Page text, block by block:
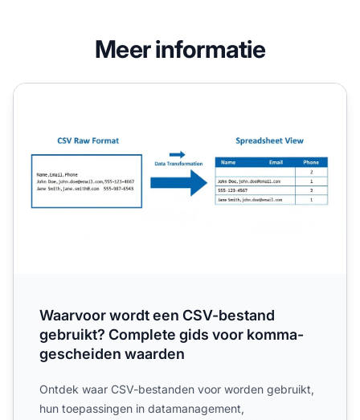
Meer informatie
Waarvoor wordt een CSV-bestand gebruikt? Complete
Waarvoor wordt een CSV-bestand
gebruikt? Complete gids voor komma-
gescheiden waarden
Ontdek waar CSV-bestanden voor worden gebruikt,
hun toepassingen in datamanagement,